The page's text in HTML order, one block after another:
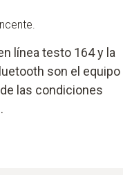
línea testo 164 y la
son el equipo
las condiciones